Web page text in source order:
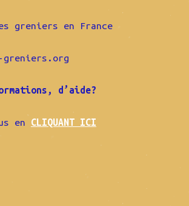
greniers en France
d’aide?
en CLIQUANT ICI